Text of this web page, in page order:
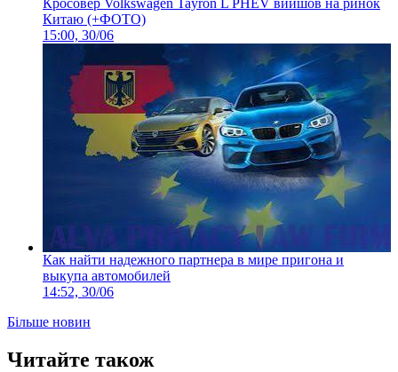
Кросовер Volkswagen Tayron L PHEV вийшов на ринок
Китаю (+ФОТО)
15:00, 30/06
Как найти надежного партнера в мире пригона и
выкупа автомобилей
14:52, 30/06
Більше новин
Читайте також